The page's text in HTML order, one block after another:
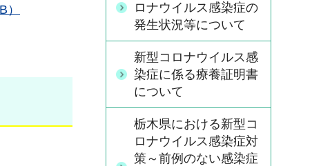
ロナウイルス感染症の
発生状況等について
新型コロナウイルス感
染症に係る療養証明書
について
栃木県における新型コ
ロナウイルス感染症対
策～前例のない感染症